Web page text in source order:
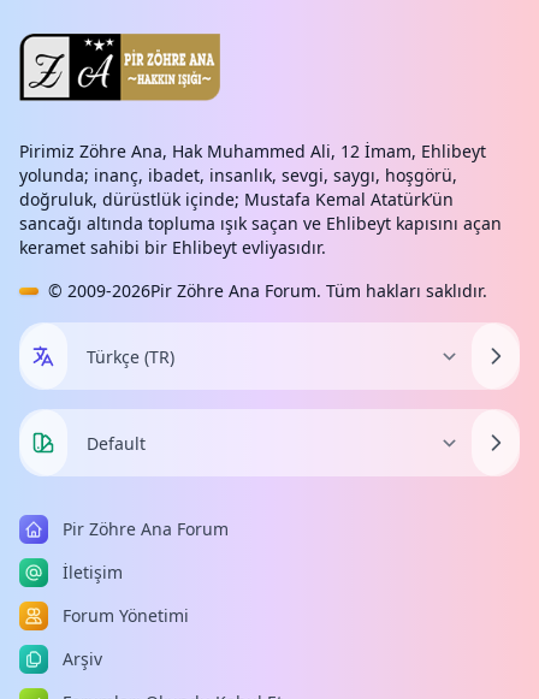
Pirimiz Zöhre Ana, Hak Muhammed Ali, 12 İmam, Ehlibeyt
yolunda; inanç, ibadet, insanlık, sevgi, saygı, hoşgörü,
doğruluk, dürüstlük içinde; Mustafa Kemal Atatürk’ün
sancağı altında topluma ışık saçan ve Ehlibeyt kapısını açan
keramet sahibi bir Ehlibeyt evliyasıdır.
© 2009-2026Pir Zöhre Ana Forum. Tüm hakları saklıdır.
Pir Zöhre Ana Forum
İletişim
Forum Yönetimi
Arşiv